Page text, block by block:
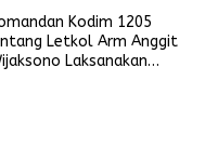
Kodim 1205
Letkol Arm Anggit
Laksanakan